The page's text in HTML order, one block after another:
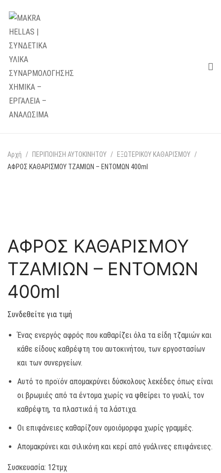
Αρχή ΠΕΡΙΠΟΙΗΣΗ ΑΥΤΟΚΙΝΗΤΟΥ
ΕΞΩΤΕΡΙΚΟΥ ΚΑΘΑΡΙΣΜΟΥ
ΑΦΡΟΣ ΚΑΘΑΡΙΣΜΟΥ ΤΖΑΜΙΩΝ – ΕΝΤΟΜΩΝ 400ml
ΑΦΡΟΣ ΚΑΘΑΡΙΣΜΟΥ
ΤΖΑΜΙΩΝ – ΕΝΤΟΜΩΝ
400ml
Συνδεθείτε για τιμή
Ένας ενεργός αφρός που καθαρίζει όλα τα είδη τζαμιών και
κάθε είδους καθρέφτη του αυτοκινήτου, των εργοστασίων
και των συνεργείων.
Αυτό το προϊόν απομακρύνει δύσκολους λεκέδες όπως είναι
οι βρωμιές από τα έντομα χωρίς να φθείρει το γυαλί, τον
καθρέφτη, τα πλαστικά ή τα λάστιχα.
Οι επιφάνειες καθαρίζουν ομοιόμορφα χωρίς γραμμές.
Απομακρύνει και σιλικόνη και κερί από γυάλινες επιφάνειες.
Συσκευασία: 12τμχ
and down arrows to review and enter to go to the desired page.